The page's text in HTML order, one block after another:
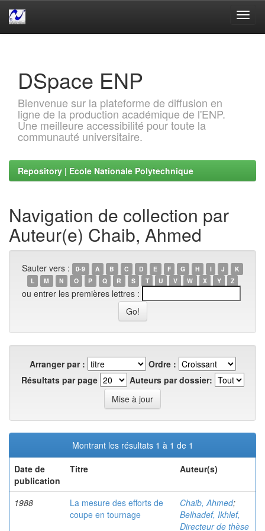
DSpace ENP
Bienvenue sur la plateforme de diffusion en
ligne de la production académique de l'ENP.
Une meilleure accessibilité pour toute la
communauté universitaire.
Repository | Ecole Nationale Polytechnique
Navigation de collection par
Auteur(e) Chaib, Ahmed
Sauter vers : 0-9 A B C D E F G H I J
K
L
M N O P Q R S T U V W X Y Z
ou entrer les premières lettres :
Arranger par :
Ordre :
Résultats par page
Auteurs par dossier:
Montrant les résultats 1 à 1 de 1
Date de
publication
Titre Auteur(s)
1988
La mesure des efforts de
coupe en tournage
Chaib, Ahmed;
Belhadef, Ikhlef,
Directeur de thèse